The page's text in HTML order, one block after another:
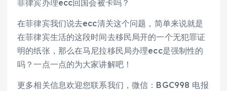
菲律宾办理ecc回国会被卡吗？
​​在菲律宾我们说去ecc清关这个问题，简单来说就是
在菲律宾生活的这段时间去移民局开的一个无犯罪证
明的纸张，那么在马尼拉移民局办理ecc是强制性的
吗？一点一点的为大家讲解吧！
更多相关信息欢迎您联系我们，微信：BGC998 电报